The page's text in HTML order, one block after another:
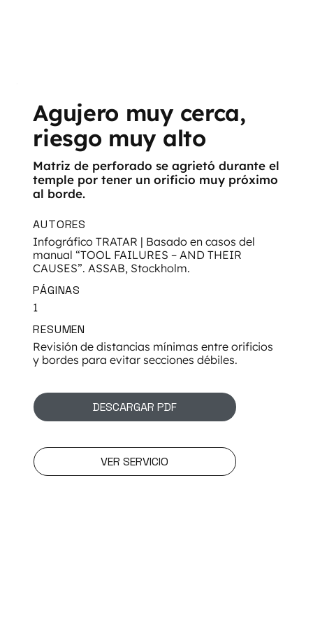
Agujero muy cerca,
riesgo muy alto
Matriz de perforado se agrietó durante el
temple por tener un orificio muy próximo
al borde.
AUTORES
Infográfico TRATAR | Basado en casos del
manual “TOOL FAILURES – AND THEIR
CAUSES”. ASSAB, Stockholm.
PÁGINAS
1
RESUMEN
Revisión de distancias mínimas entre orificios
y bordes para evitar secciones débiles.
DESCARGAR PDF
VER SERVICIO